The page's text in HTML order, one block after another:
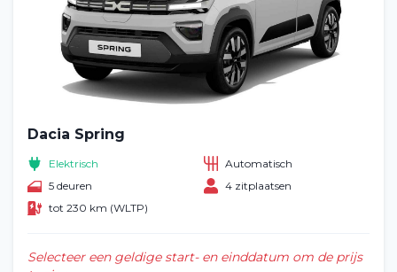
Dacia Spring
Elektrisch
Automatisch
5 deuren
4 zitplaatsen
tot 230 km (WLTP)
Selecteer een geldige start- en einddatum om de prijs